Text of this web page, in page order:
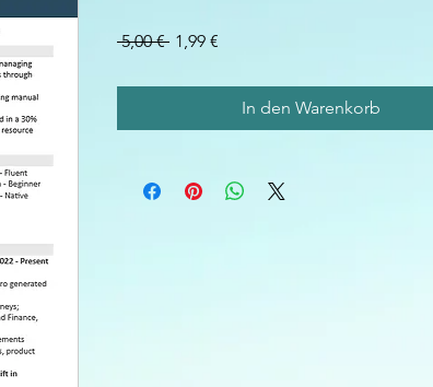
5,00 € Standardpreis
1,99 €
In den Warenkorb